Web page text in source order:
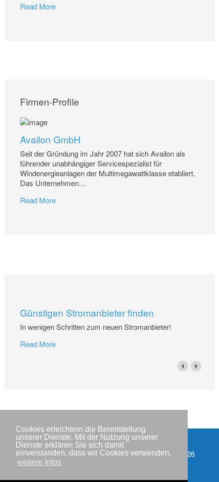
Cookies erleichtern die Bereitstellung
unserer Dienste. Mit der Nutzung unserer
Dienste erklären Sie sich damit
einverstanden, dass wir Cookies verwenden.
weitere Infos
Read More
Firmen-Profile
Availon GmbH
Seit der Gründung im Jahr 2007 hat sich Availon als
führender unabhängiger Servicespezialist für
Windenergieanlagen der Multimegawattklasse etabliert.
Das Unternehmen…
Read More
Günstigen Stromanbieter finden
In wenigen Schritten zum neuen Stromanbieter!
Read More
Impressum
Datenschutzerklärung
Copyright © IWR 2026